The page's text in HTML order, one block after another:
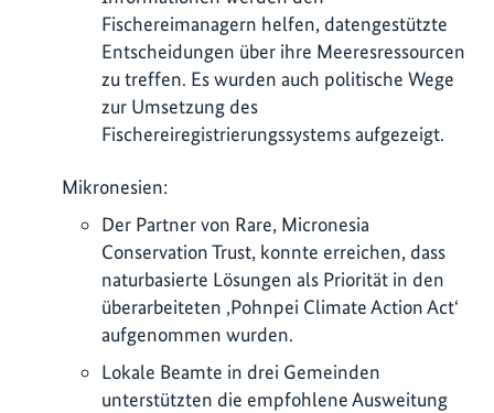
Fischereimanagern helfen, datengestützte
Entscheidungen über ihre Meeresressourcen
zu treffen. Es wurden auch politische Wege
zur Umsetzung des
Fischereiregistrierungssystems aufgezeigt.
Mikronesien:
Der Partner von Rare, Micronesia
Conservation Trust, konnte erreichen, dass
naturbasierte Lösungen als Priorität in den
überarbeiteten ‚Pohnpei Climate Action Act‘
aufgenommen wurden.
Lokale Beamte in drei Gemeinden
unterstützten die empfohlene Ausweitung